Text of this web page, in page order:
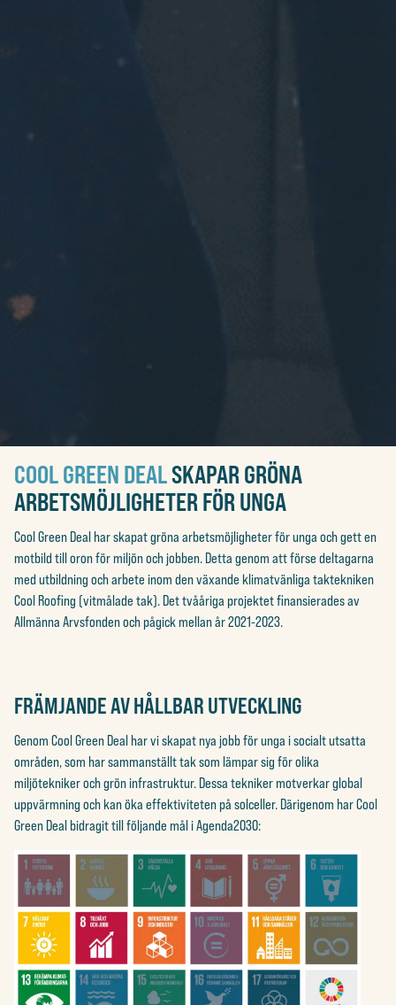
COOL GREEN DEALSKAPAR GRÖNA
ARBETSMÖJLIGHETER FÖR UNGA
Cool Green Deal har skapat gröna arbetsmöjligheter för unga och gett en
motbild till oron för miljön och jobben. Detta genom att förse deltagarna
med utbildning och arbete inom den växande klimatvänliga taktekniken
Cool Roofing (vitmålade tak). Det tvååriga projektet finansierades av
Allmänna Arvsfonden och pågick mellan år 2021-2023.
FRÄMJANDE AV HÅLLBAR UTVECKLING
Genom Cool Green Deal har vi skapat nya jobb för unga i socialt utsatta
områden, som har sammanställt tak som lämpar sig för olika
miljötekniker och grön infrastruktur. Dessa tekniker motverkar global
uppvärmning och kan öka effektiviteten på solceller. Därigenom har Cool
Green Deal bidragit till följande mål i Agenda2030: